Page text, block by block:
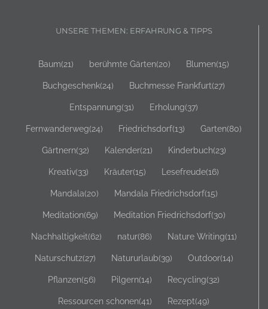
UNSERE THEMEN: ERFAHRUNG & TIPPS
Baum(21) berühmte Gärten(20) Blumen(15)
Buchgeschenk(24) Buchmesse Frankfurt(27)
Entspannung(31) Erholung(37)
Fernwanderweg(24) Friedrichsdorf(13) Garten(80)
Gärtnern(32) Kalender(21) Kinderbuch(23)
Kreativ(33) Kräuter(15) Lesefreude(16)
Mandala(20) Mandala Friedrichsdorf(15)
Meditation(69) Meditation Friedrichsdorf(30)
Nachhaltigkeit(62) natur(86) Nature Writing(11)
Naturschutz(27) Natururlaub(39) Outdoor(14)
Pflanzen(56) Pilgern(14) Recycling(32)
Ressourcen schonen(41) Rezept(49)